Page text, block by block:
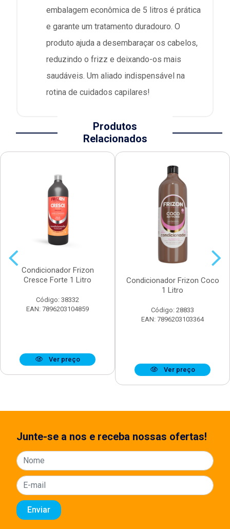
embalagem econômica de 5 litros é prática
e garante um tratamento duradouro. O
produto ajuda a desembaraçar os cabelos,
reduzindo o frizz e deixando-os mais
saudáveis. Um aliado indispensável na
rotina de cuidados capilares!
Produtos
Relacionados
Condicionador Frizon
Cresce Forte 1 Litro
Código: 38332
EAN: 7896203104859
Ver preço
Condicionador Frizon Coco
1 Litro
Código: 28833
EAN: 7896203103364
Ver preço
Junte-se a nos e receba nossas ofertas!